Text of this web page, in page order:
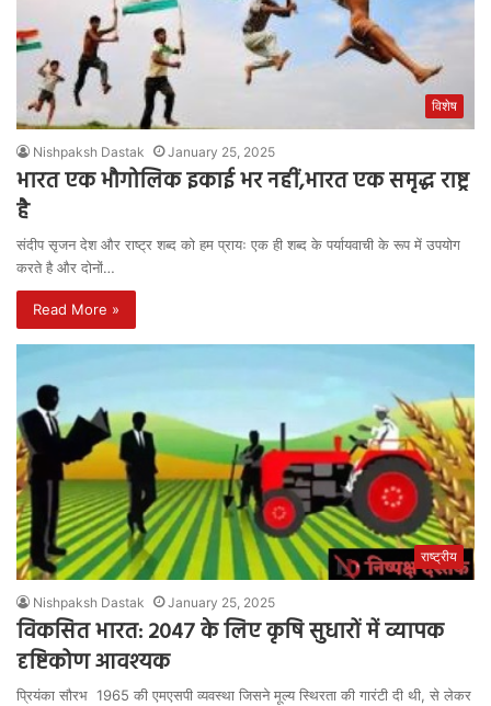
विशेष
Nishpaksh Dastak January 25, 2025
भारत एक भौगोलिक इकाई भर नहीं,भारत एक समृद्ध राष्ट्र
है
संदीप सृजन देश और राष्ट्र शब्द को हम प्रायः एक ही शब्द के पर्यायवाची के रूप में उपयोग
करते है और दोनों…
Read More »
राष्ट्रीय
Nishpaksh Dastak January 25, 2025
विकसित भारत: 2047 के लिए कृषि सुधारों में व्यापक
दृष्टिकोण आवश्यक
प्रियंका सौरभ 1965 की एमएसपी व्यवस्था जिसने मूल्य स्थिरता की गारंटी दी थी, से लेकर